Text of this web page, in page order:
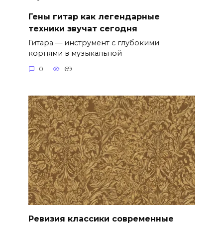
Гены гитар как легендарные
техники звучат сегодня
Гитара — инструмент с глубокими
корнями в музыкальной
0 69
Ревизия классики современные